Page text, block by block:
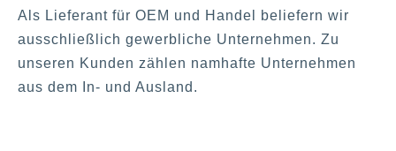
Als Lieferant für OEM und Handel beliefern wir
ausschließlich gewerbliche Unternehmen. Zu
unseren Kunden zählen namhafte Unternehmen
aus dem In- und Ausland.